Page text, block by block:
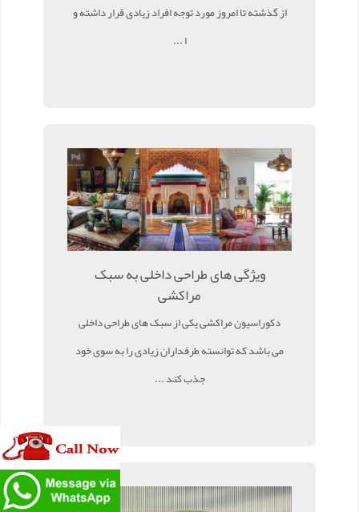
از گذشته تا امروز مورد توجه افراد زیادی قرار داشته و
ا ...
ویژگی های طراحی داخلی به سبک
مراکشی
دکوراسیون مراکشی یکی از سبک های طراحی داخلی
می باشد که توانسته طرفداران زیادی را به سوی خود
جذب کند ...